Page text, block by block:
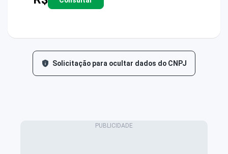
Solicitação para ocultar dados do CNPJ